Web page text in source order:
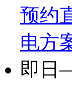
预约
电方
即日